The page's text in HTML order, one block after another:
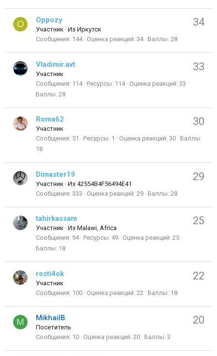
O 34
Oppozy
Участник · Из Иркутск
Сообщения 144 Оценка реакций 34 Баллы 28
33
Vladimir.avt
Участник
Сообщения 114 Ресурсы 114 Оценка реакций 33
Баллы 28
30
Roma62
Участник
Сообщения 51 Ресурсы 1 Оценка реакций 30 Баллы
18
29
Dimaster19
Участник · Из 42554B4F56494E41
Сообщения 333 Оценка реакций 29 Баллы 28
25
tahirkassam
Участник · Из Malawi, Africa
Сообщения 94 Ресурсы 49 Оценка реакций 25
Баллы 18
22
rosti4ok
Участник
Сообщения 100 Оценка реакций 22 Баллы 18
M 20
MikhailB
Посетитель
Сообщения 10 Оценка реакций 20 Баллы 3